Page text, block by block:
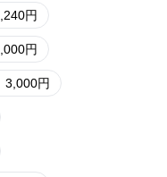
円
円
3,000円